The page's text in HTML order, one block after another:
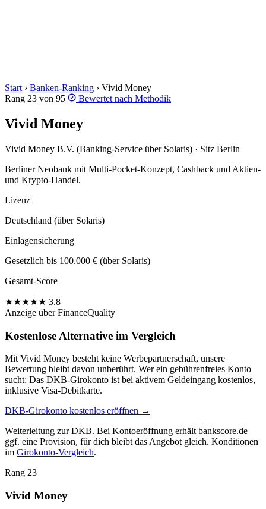
Start › Banken-Ranking › Vivid Money
Rang 23 von 95
Bewertet nach Methodik
Vivid Money
Vivid Money B.V. (Banking-Service über Solaris) · Sitz Berlin
Berliner Neobank mit Multi-Pocket-Konzept, Cashback und Aktien-
und Krypto-Handel.
Lizenz
Deutschland (über Solaris)
Einlagensicherung
Gesetzlich bis 100.000 € (über Solaris)
Gesamt-Score
★★★★★ 3.8
Anzeige über FinanceQuality
Kostenlose Alternative im Vergleich
Mit Vivid Money besteht keine Werbepartnerschaft, unsere
Bewertung bleibt davon unberührt. Wer ein gebührenfreies Konto
sucht: Das DKB-Girokonto ist bei aktivem Geldeingang kostenlos,
inklusive Visa-Debitkarte.
DKB-Girokonto kostenlos eröffnen →
Weiterleitung zur DKB. Bei Kontoeröffnung erhält bankscore.de
ggf. eine Provision, für dich bleibt das Angebot gleich. Konditionen
im Girokonto-Vergleich.
Rang 23
Vivid Money